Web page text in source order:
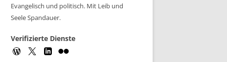
Evangelisch und politisch. Mit Leib und
Seele Spandauer.
Verifizierte Dienste